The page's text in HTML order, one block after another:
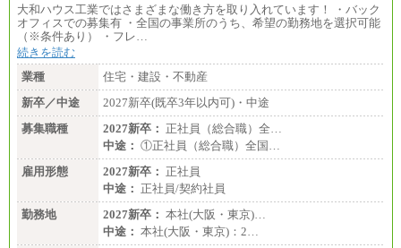
大和ハウス工業ではさまざまな働き方を取り入れています！ ・バック
オフィスでの募集有 ・全国の事業所のうち、希望の勤務地を選択可能
（※条件あり） ・フレ…
続きを読む
業種
住宅・建設・不動産
新卒／中途
2027新卒(既卒3年以内可)・中途
募集職種
2027新卒： 正社員（総合職）全…
中途： ①正社員（総合職）全国…
雇用形態
2027新卒： 正社員
中途： 正社員/契約社員
勤務地
2027新卒： 本社(大阪・東京)…
中途： 本社(大阪・東京)：2…